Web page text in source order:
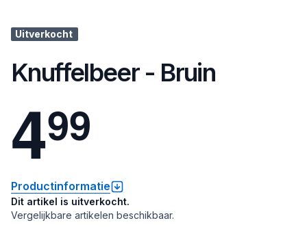
Uitverkocht
Knuffelbeer - Bruin
499
Productinformatie
Dit artikel is uitverkocht.
Vergelijkbare artikelen beschikbaar.